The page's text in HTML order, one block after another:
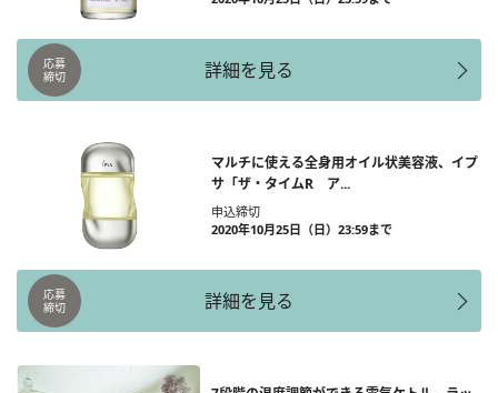
詳細を見る
応募
締切
マルチに使える全身用オイル状美容液、イプ
サ「ザ・タイムR ア...
申込締切
2020年10月25日（日）23:59まで
詳細を見る
応募
締切